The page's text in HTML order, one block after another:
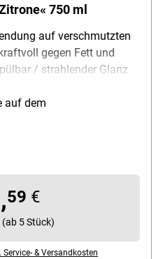
750 ml
auf verschmutzten
gegen Fett und
/ strahlender Glanz
Duftrichtung: Zitrone,
auf dem
59 €
5 Stück)
Service- & Versandkosten